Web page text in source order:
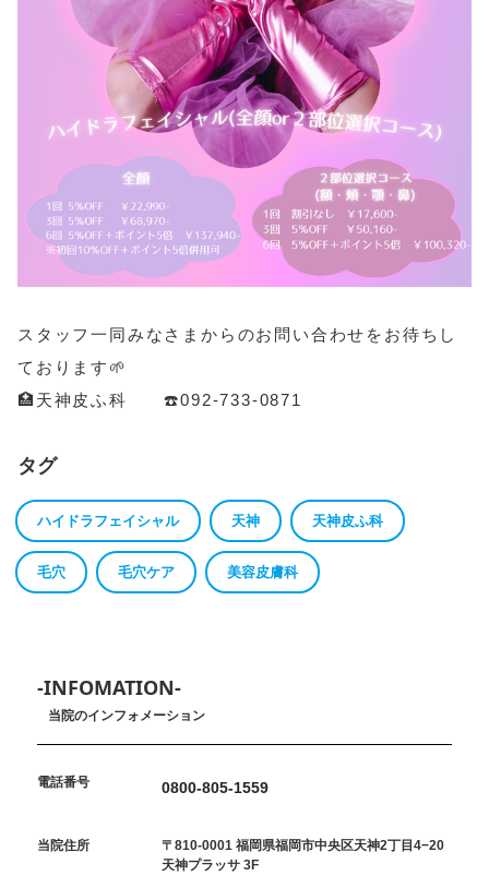
スタッフ一同みなさまからのお問い合わせをお待ちし
ております🌱
🏥天神皮ふ科 ☎️092-733-0871
タグ
ハイドラフェイシャル 天神 天神皮ふ科
毛穴 毛穴ケア 美容皮膚科
-INFOMATION-
当院のインフォメーション
電話番号 0800-805-1559
当院住所
〒810-0001 福岡県福岡市中央区天神2丁目4−20
天神プラッサ 3F